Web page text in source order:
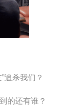
追杀我们？
的还有谁？